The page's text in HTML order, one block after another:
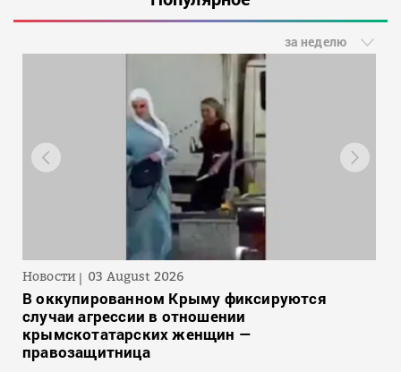
за неделю
Новости 03 August 2026
В оккупированном Крыму фиксируются
случаи агрессии в отношении
крымскотатарских женщин —
правозащитница